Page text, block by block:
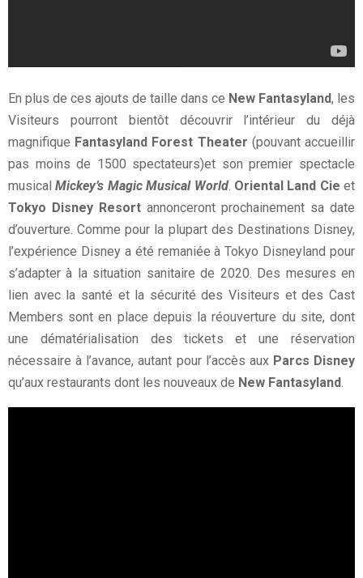
En plus de ces ajouts de taille dans ce New Fantasyland, les
Visiteurs pourront bientôt découvrir l’intérieur du déjà
magnifique Fantasyland Forest Theater (pouvant accueillir
pas moins de 1500 spectateurs)et son premier spectacle
musicalMickey’s Magic Musical World. Oriental Land Cie et
Tokyo Disney Resort annonceront prochainement sa date
d’ouverture. Comme pour la plupart des Destinations Disney,
l’expérience Disney a été remaniée à Tokyo Disneyland pour
s’adapter à la situation sanitaire de 2020. Des mesures en
lien avec la santé et la sécurité des Visiteurs et des Cast
Members sont en place depuis la réouverture du site, dont
une dématérialisation des tickets et une réservation
nécessaire à l’avance, autant pour l’accès aux Parcs Disney
qu’aux restaurants dont les nouveaux de New Fantasyland.